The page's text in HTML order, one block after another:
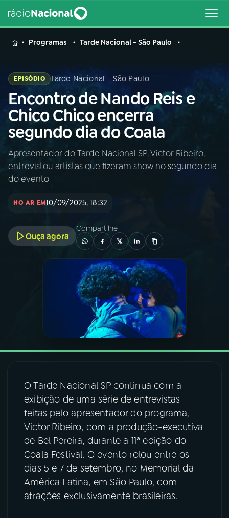
MENU
Buscar
na
Rádio
Nacional
Buscar
AO VIVO
PROGRAMAS
06VIDEOCASTS
07ÚLTIMAS
08 FESTIVAL DE MÚSICA
ACOMPANHE A RÁDIO NACIONAL
YouTube Facebook
Instagram
Programas Tarde Nacional - São Paulo
EPISÓDIO Tarde Nacional - São Paulo
Encontro de Nando Reis e
Chico Chico encerra
segundo dia do Coala
Apresentador do Tarde Nacional SP, Victor Ribeiro,
entrevistou artistas que fizeram show no segundo dia
do evento
NO AR EM10/09/2025, 18:32
Ouça agora
Compartilhe
O Tarde Nacional SP continua com a
exibição de uma série de entrevistas
feitas pelo apresentador do programa,
Victor Ribeiro, com a produção-executiva
de Bel Pereira, durante a 11ª edição do
Coala Festival. O evento rolou entre os
dias 5 e 7 de setembro, no Memorial da
América Latina, em São Paulo, com
atrações exclusivamente brasileiras.